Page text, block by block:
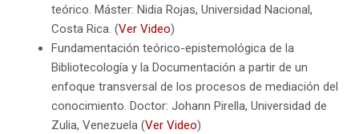
teórico. Máster: Nidia Rojas, Universidad Nacional,
Costa Rica. (Ver Video)
Fundamentación teórico-epistemológica de la
Bibliotecología y la Documentación a partir de un
enfoque transversal de los procesos de mediación del
conocimiento. Doctor: Johann Pirella, Universidad de
Zulia, Venezuela (Ver Video)